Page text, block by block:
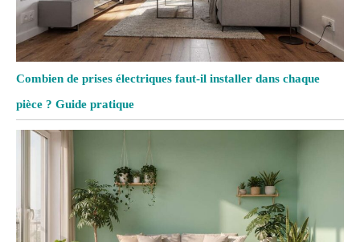
Combien de prises électriques faut-il installer dans chaque
pièce ? Guide pratique